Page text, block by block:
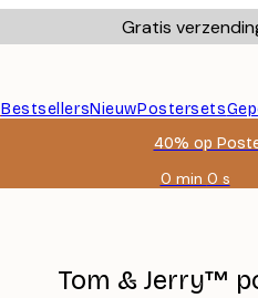
Gratis
BestsellersNieuwPostersets
40% op
0 min 0 s
Geldig
09
Tom & Jerry™